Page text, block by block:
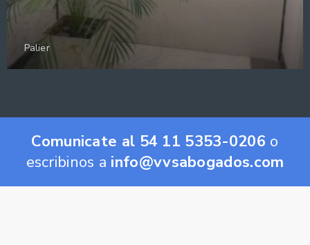
Palier
Comunicate al 54 11 5353-0206 o
escribinos a info@vvsabogados.com